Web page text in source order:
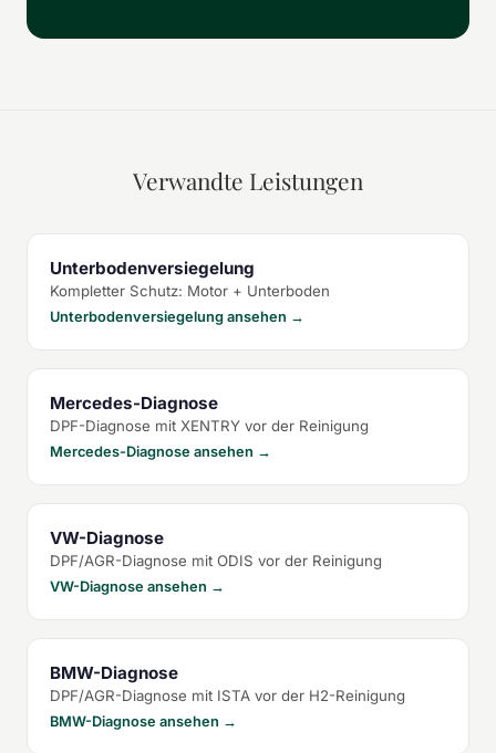
Verwandte Leistungen
Unterbodenversiegelung
Kompletter Schutz: Motor + Unterboden
Unterbodenversiegelung ansehen →
Mercedes-Diagnose
DPF-Diagnose mit XENTRY vor der Reinigung
Mercedes-Diagnose ansehen →
VW-Diagnose
DPF/AGR-Diagnose mit ODIS vor der Reinigung
VW-Diagnose ansehen →
BMW-Diagnose
DPF/AGR-Diagnose mit ISTA vor der H2-Reinigung
BMW-Diagnose ansehen →